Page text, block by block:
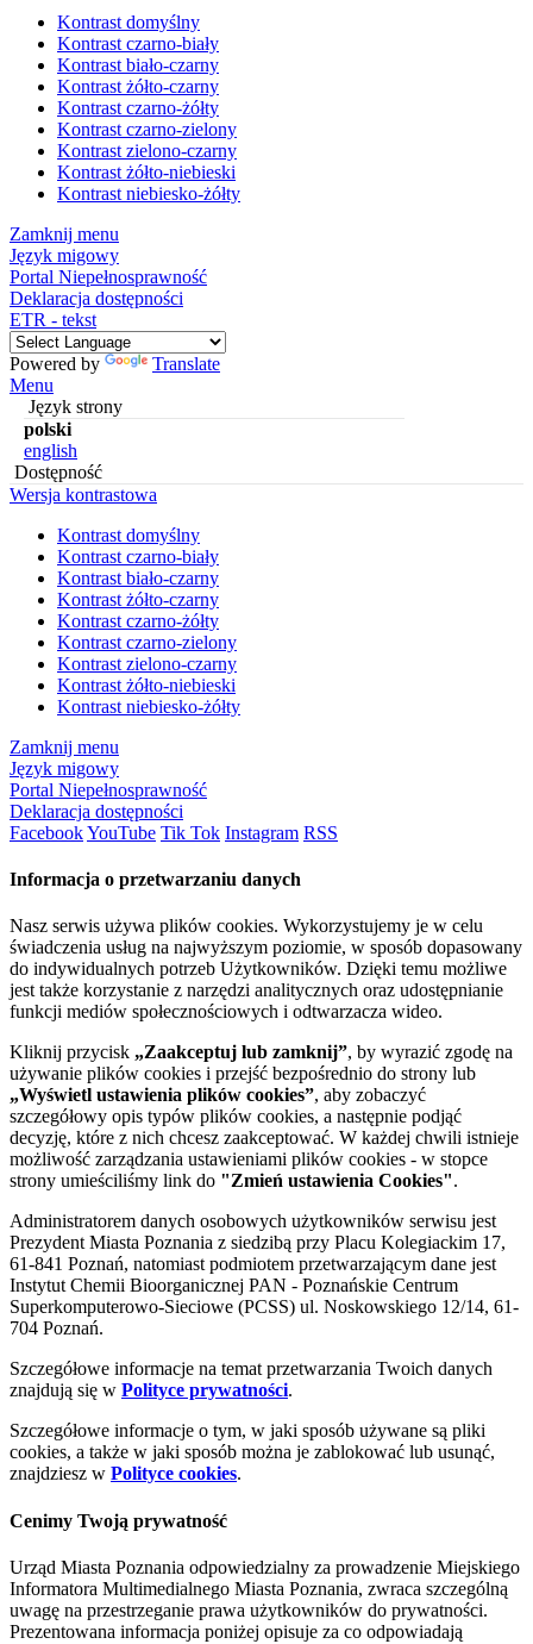
Kontrast domyślny
Kontrast czarno-biały
Kontrast biało-czarny
Kontrast żółto-czarny
Kontrast czarno-żółty
Kontrast czarno-zielony
Kontrast zielono-czarny
Kontrast żółto-niebieski
Kontrast niebiesko-żółty
Zamknij menu
Język migowy
Portal Niepełnosprawność
Deklaracja dostępności
ETR - tekst
Powered by
Translate
Menu
Język strony
polski
english
Dostępność
Wersja kontrastowa
Kontrast domyślny
Kontrast czarno-biały
Kontrast biało-czarny
Kontrast żółto-czarny
Kontrast czarno-żółty
Kontrast czarno-zielony
Kontrast zielono-czarny
Kontrast żółto-niebieski
Kontrast niebiesko-żółty
Zamknij menu
Język migowy
Portal Niepełnosprawność
Deklaracja dostępności
FacebookYouTube Tik Tok Instagram RSS
Informacja o przetwarzaniu danych
Nasz serwis używa plików cookies. Wykorzystujemy je w celu
świadczenia usług na najwyższym poziomie, w sposób dopasowany
do indywidualnych potrzeb Użytkowników. Dzięki temu możliwe
jest także korzystanie z narzędzi analitycznych oraz udostępnianie
funkcji mediów społecznościowych i odtwarzacza wideo.
Kliknij przycisk „Zaakceptuj lub zamknij”, by wyrazić zgodę na
używanie plików cookies i przejść bezpośrednio do strony lub
„Wyświetl ustawienia plików cookies”, aby zobaczyć
szczegółowy opis typów plików cookies, a następnie podjąć
decyzję, które z nich chcesz zaakceptować. W każdej chwili istnieje
możliwość zarządzania ustawieniami plików cookies - w stopce
strony umieściliśmy link do "Zmień ustawienia Cookies".
Administratorem danych osobowych użytkowników serwisu jest
Prezydent Miasta Poznania z siedzibą przy Placu Kolegiackim 17,
61-841 Poznań, natomiast podmiotem przetwarzającym dane jest
Instytut Chemii Bioorganicznej PAN - Poznańskie Centrum
Superkomputerowo-Sieciowe (PCSS) ul. Noskowskiego 12/14, 61-
704 Poznań.
Szczegółowe informacje na temat przetwarzania Twoich danych
znajdują się w Polityce prywatności.
Szczegółowe informacje o tym, w jaki sposób używane są pliki
cookies, a także w jaki sposób można je zablokować lub usunąć,
znajdziesz w Polityce cookies.
Cenimy Twoją prywatność
Urząd Miasta Poznania odpowiedzialny za prowadzenie Miejskiego
Informatora Multimedialnego Miasta Poznania, zwraca szczególną
uwagę na przestrzeganie prawa użytkowników do prywatności.
Prezentowana informacja poniżej opisuje za co odpowiadają